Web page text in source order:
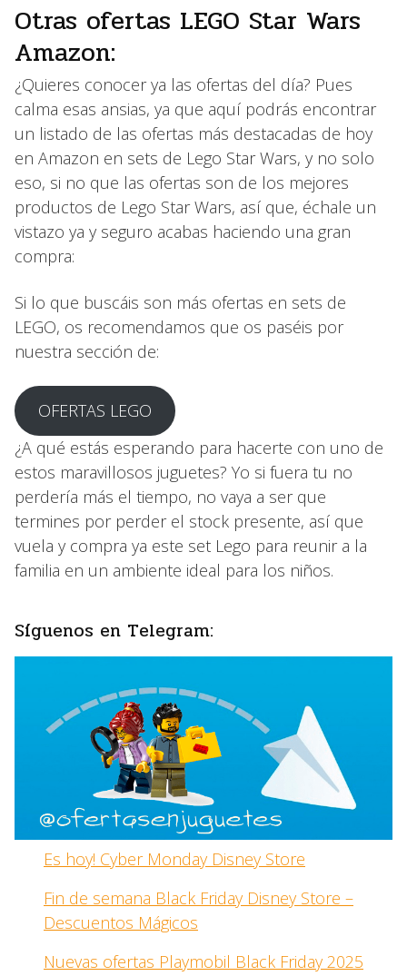
Otras ofertas LEGO Star Wars
Amazon:
¿Quieres conocer ya las ofertas del día? Pues
calma esas ansias, ya que aquí podrás encontrar
un listado de las ofertas más destacadas de hoy
en Amazon en sets de Lego Star Wars, y no solo
eso, si no que las ofertas son de los mejores
productos de Lego Star Wars, así que, échale un
vistazo ya y seguro acabas haciendo una gran
compra:
Si lo que buscáis son más ofertas en sets de
LEGO, os recomendamos que os paséis por
nuestra sección de:
OFERTAS LEGO
¿A qué estás esperando para hacerte con uno de
estos maravillosos juguetes? Yo si fuera tu no
perdería más el tiempo, no vaya a ser que
termines por perder el stock presente, así que
vuela y compra ya este set Lego para reunir a la
familia en un ambiente ideal para los niños.
Síguenos en Telegram:
Es hoy! Cyber Monday Disney Store
Fin de semana Black Friday Disney Store –
Descuentos Mágicos
Nuevas ofertas Playmobil Black Friday 2025